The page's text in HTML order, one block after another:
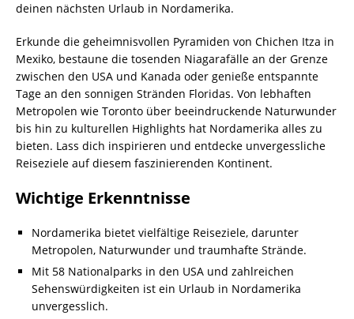
deinen nächsten Urlaub in Nordamerika.
Erkunde die geheimnisvollen Pyramiden von Chichen Itza in
Mexiko, bestaune die tosenden Niagarafälle an der Grenze
zwischen den USA und Kanada oder genieße entspannte
Tage an den sonnigen Stränden Floridas. Von lebhaften
Metropolen wie Toronto über beeindruckende Naturwunder
bis hin zu kulturellen Highlights hat Nordamerika alles zu
bieten. Lass dich inspirieren und entdecke unvergessliche
Reiseziele auf diesem faszinierenden Kontinent.
Wichtige Erkenntnisse
Nordamerika bietet vielfältige Reiseziele, darunter
Metropolen, Naturwunder und traumhafte Strände.
Mit 58 Nationalparks in den USA und zahlreichen
Sehenswürdigkeiten ist ein Urlaub in Nordamerika
unvergesslich.